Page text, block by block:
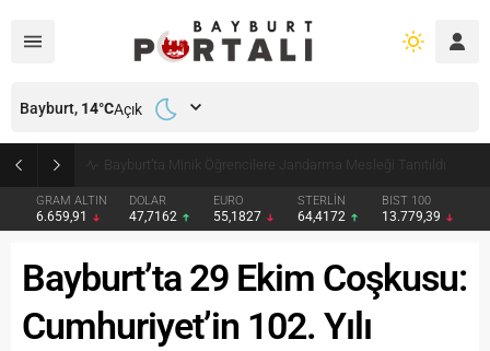
Bayburt’ta Minik Öğrencilere Jandarma Mesleği Tanıtıldı
GRAM ALTIN
6.659,91
DOLAR
47,7162
EURO
55,1827
STERLİN
64,4172
BIST 100
13.779,39
Bayburt, 14°CAçık
Bayburt’ta 29 Ekim Coşkusu:
Cumhuriyet’in 102. Yılı